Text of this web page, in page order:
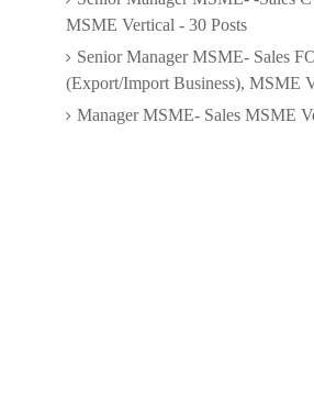
MSME Vertical - 30 Posts
Senior Manager MSME- Sales
(Export/Import Business), MSME
Manager MSME- Sales MSME